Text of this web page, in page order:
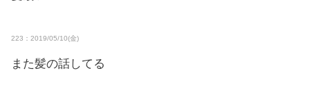
223：2019/05/10(金)
また髪の話してる